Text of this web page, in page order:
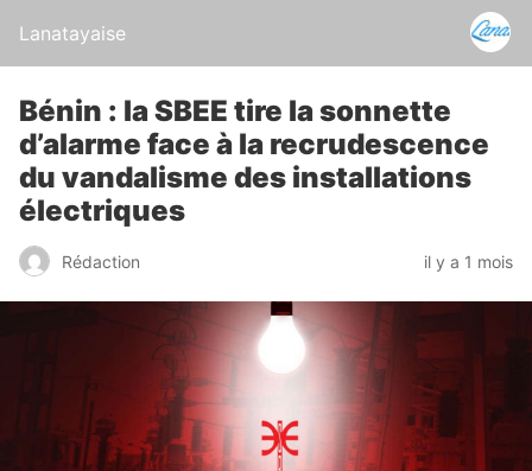
Lanatayaise
Bénin : la SBEE tire la sonnette
d’alarme face à la recrudescence
du vandalisme des installations
électriques
Rédaction il y a 1 mois